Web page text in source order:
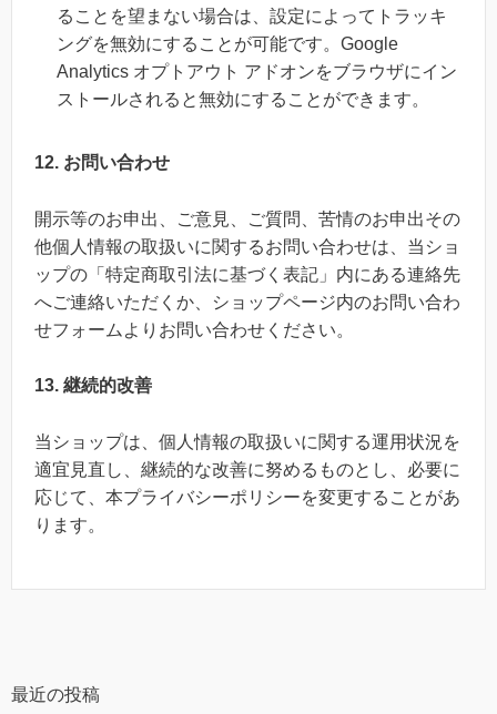
ることを望まない場合は、設定によってトラッキ
ングを無効にすることが可能です。Google
Analytics オプトアウト アドオンをブラウザにイン
ストールされると無効にすることができます。
12. お問い合わせ
開示等のお申出、ご意見、ご質問、苦情のお申出その
他個人情報の取扱いに関するお問い合わせは、当ショ
ップの「特定商取引法に基づく表記」内にある連絡先
へご連絡いただくか、ショップページ内のお問い合わ
せフォームよりお問い合わせください。
13. 継続的改善
当ショップは、個人情報の取扱いに関する運用状況を
適宜見直し、継続的な改善に努めるものとし、必要に
応じて、本プライバシーポリシーを変更することがあ
ります。
最近の投稿